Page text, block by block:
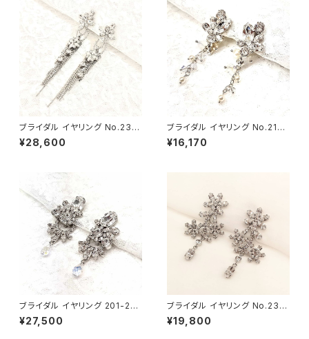
ブライダル イヤリング No.233
-2way
¥28,600
ブライダル イヤリング No.212P
-2way
¥16,170
ブライダル イヤリング 201-2w
ay
¥27,500
ブライダル イヤリング No.230
S
¥19,800